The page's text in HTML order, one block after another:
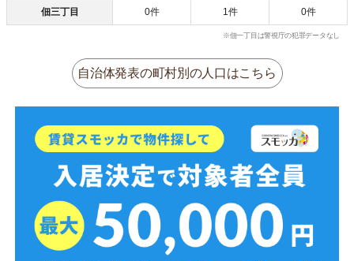
佃三丁目 0件 1件 0件
※佃一丁目は警視庁の犯罪データなし
自治体発表の町村別の人口はこちら